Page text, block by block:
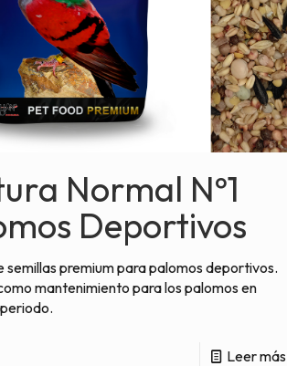
Normal Nº1
Deportivos
semillas premium para palomos deportivos.
mantenimiento para los palomos en
Leer más